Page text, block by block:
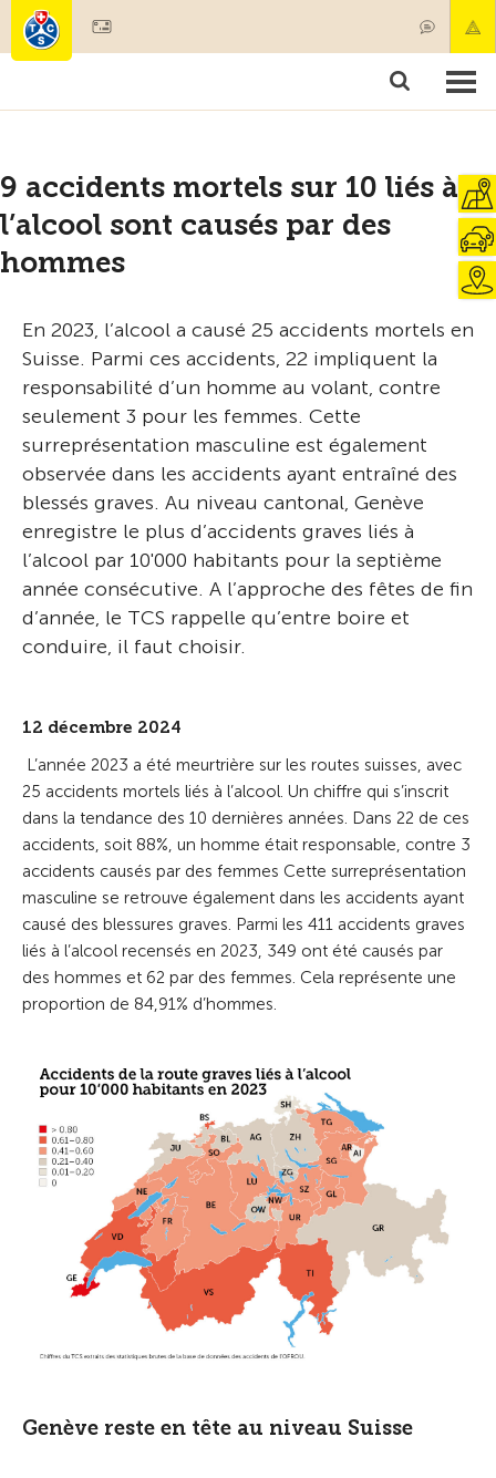
Membres & prestations
9 accidents mortels sur 10 liés à
l’alcool sont causés par des
hommes
En 2023, l’alcool a causé 25 accidents mortels en
Suisse. Parmi ces accidents, 22 impliquent la
responsabilité d’un homme au volant, contre
seulement 3 pour les femmes. Cette
surreprésentation masculine est également
observée dans les accidents ayant entraîné des
blessés graves. Au niveau cantonal, Genève
enregistre le plus d’accidents graves liés à
l’alcool par 10'000 habitants pour la septième
année consécutive. A l’approche des fêtes de fin
d’année, le TCS rappelle qu’entre boire et
conduire, il faut choisir.
12 décembre 2024
L’année 2023 a été meurtrière sur les routes suisses, avec
25 accidents mortels liés à l’alcool. Un chiffre qui s’inscrit
dans la tendance des 10 dernières années. Dans 22 de ces
accidents, soit 88%, un homme était responsable, contre 3
accidents causés par des femmes Cette surreprésentation
masculine se retrouve également dans les accidents ayant
causé des blessures graves. Parmi les 411 accidents graves
liés à l’alcool recensés en 2023, 349 ont été causés par
des hommes et 62 par des femmes. Cela représente une
proportion de 84,91% d’hommes.
Genève reste en tête au niveau Suisse